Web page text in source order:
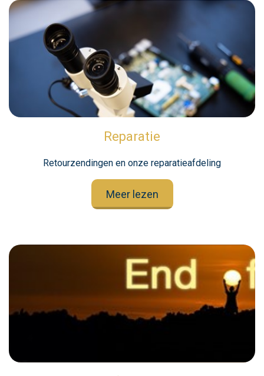
Reparatie
Retourzendingen en onze reparatieafdeling
Meer lezen